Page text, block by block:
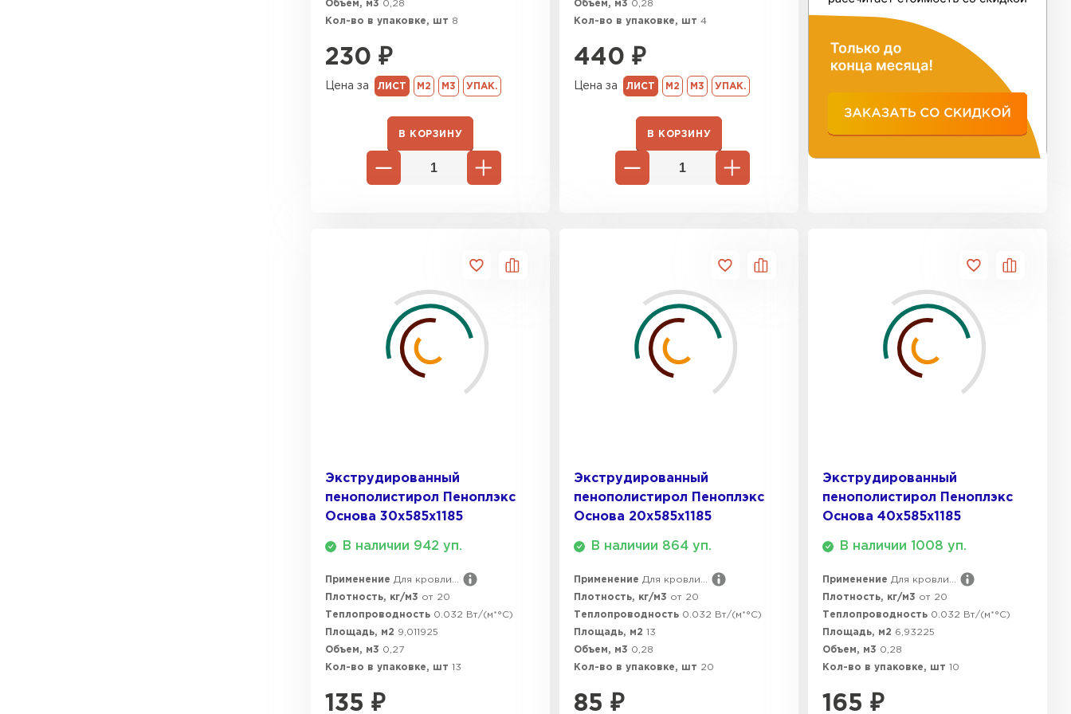
Объем, м3 0,28
Кол-во в упаковке, шт 8
230 ₽
Цена за ЛИСТ М2 М3 УПАК.
В КОРЗИНУ
Объем, м3 0,28
Кол-во в упаковке, шт 4
440 ₽
Цена за ЛИСТ М2 М3 УПАК.
В КОРЗИНУ
Экструдированный
пенополистирол Пеноплэкс
Основа 30х585х1185
В наличии 942 уп.
Применение Для кровли...
Плотность, кг/м3 от 20
Теплопроводность 0.032 Вт/(м*°C)
Площадь, м2 9,011925
Объем, м3 0,27
Кол-во в упаковке, шт 13
135 ₽
Экструдированный
пенополистирол Пеноплэкс
Основа 20х585х1185
В наличии 864 уп.
Применение Для кровли...
Плотность, кг/м3 от 20
Теплопроводность 0.032 Вт/(м*°C)
Площадь, м2 13
Объем, м3 0,28
Кол-во в упаковке, шт 20
85 ₽
Экструдированный
пенополистирол Пеноплэкс
Основа 40х585х1185
В наличии 1008 уп.
Применение Для кровли...
Плотность, кг/м3 от 20
Теплопроводность 0.032 Вт/(м*°C)
Площадь, м2 6,93225
Объем, м3 0,28
Кол-во в упаковке, шт 10
165 ₽
Утеплитель Тимплэкс
Утеплитель Basfiber
ПЕРЕЙТИ
ПЕРЕЙТИ
Рулонная кровля Брит
ПЕРЕЙТИ
ПЕРЕЙТИ
Утеплитель Rockwool
ПЕРЕЙТИ